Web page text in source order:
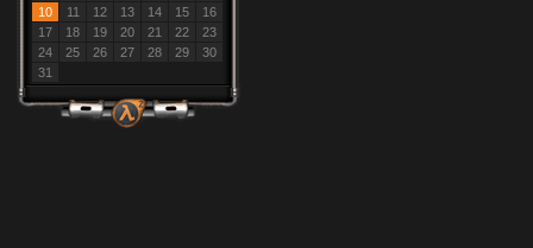
10
11 12 13 14 15
16
17
18 19 20 21 22
23
24
25 26 27 28 29
30
31